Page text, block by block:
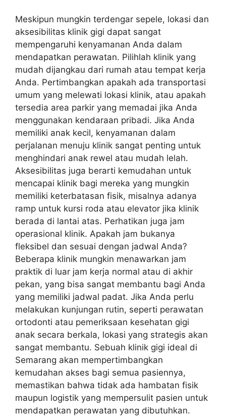
Meskipun mungkin terdengar sepele, lokasi dan
aksesibilitas klinik gigi dapat sangat
mempengaruhi kenyamanan Anda dalam
mendapatkan perawatan. Pilihlah klinik yang
mudah dijangkau dari rumah atau tempat kerja
Anda. Pertimbangkan apakah ada transportasi
umum yang melewati lokasi klinik, atau apakah
tersedia area parkir yang memadai jika Anda
menggunakan kendaraan pribadi. Jika Anda
memiliki anak kecil, kenyamanan dalam
perjalanan menuju klinik sangat penting untuk
menghindari anak rewel atau mudah lelah.
Aksesibilitas juga berarti kemudahan untuk
mencapai klinik bagi mereka yang mungkin
memiliki keterbatasan fisik, misalnya adanya
ramp untuk kursi roda atau elevator jika klinik
berada di lantai atas. Perhatikan juga jam
operasional klinik. Apakah jam bukanya
fleksibel dan sesuai dengan jadwal Anda?
Beberapa klinik mungkin menawarkan jam
praktik di luar jam kerja normal atau di akhir
pekan, yang bisa sangat membantu bagi Anda
yang memiliki jadwal padat. Jika Anda perlu
melakukan kunjungan rutin, seperti perawatan
ortodonti atau pemeriksaan kesehatan gigi
anak secara berkala, lokasi yang strategis akan
sangat membantu. Sebuah klinik gigi ideal di
Semarang akan mempertimbangkan
kemudahan akses bagi semua pasiennya,
memastikan bahwa tidak ada hambatan fisik
maupun logistik yang mempersulit pasien untuk
mendapatkan perawatan yang dibutuhkan.